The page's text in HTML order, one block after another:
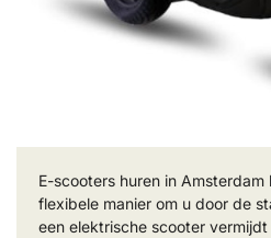
E-scooters huren in Amsterdam
flexibele manier om u door de
een elektrische scooter